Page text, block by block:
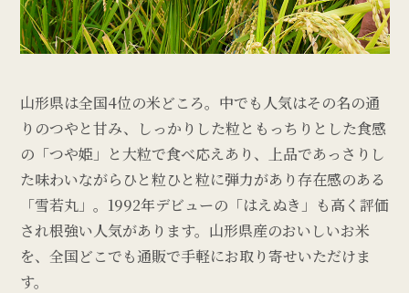
山形県は全国4位の米どころ。中でも人気はその名の通
りのつやと甘み、しっかりした粒ともっちりとした食感
の「つや姫」と大粒で食べ応えあり、上品であっさりし
た味わいながらひと粒ひと粒に弾力があり存在感のある
「雪若丸」。1992年デビューの「はえぬき」も高く評価
され根強い人気があります。山形県産のおいしいお米
を、全国どこでも通販で手軽にお取り寄せいただけま
す。